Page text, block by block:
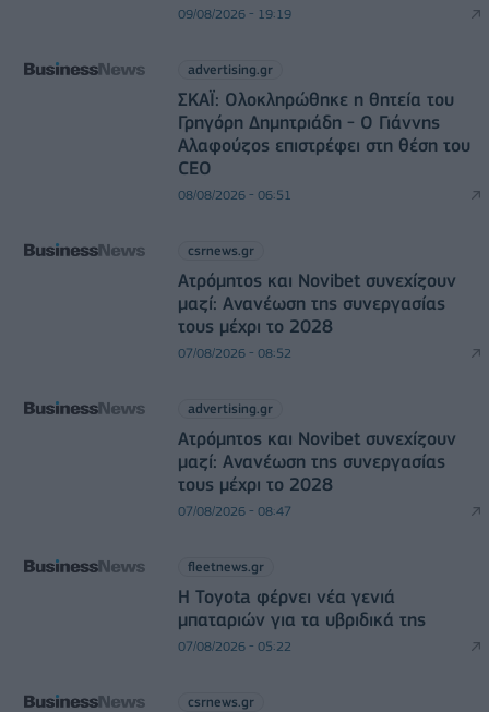
09/08/2026 - 19:19
advertising.gr
ΣΚΑΪ: Ολοκληρώθηκε η θητεία του
Γρηγόρη Δημητριάδη - Ο Γιάννης
Αλαφούζος επιστρέφει στη θέση του
CEO
08/08/2026 - 06:51
csrnews.gr
Ατρόμητος και Novibet συνεχίζουν
μαζί: Ανανέωση της συνεργασίας
τους μέχρι το 2028
07/08/2026 - 08:52
advertising.gr
Ατρόμητος και Novibet συνεχίζουν
μαζί: Ανανέωση της συνεργασίας
τους μέχρι το 2028
07/08/2026 - 08:47
fleetnews.gr
Η Toyota φέρνει νέα γενιά
μπαταριών για τα υβριδικά της
07/08/2026 - 05:22
csrnews.gr